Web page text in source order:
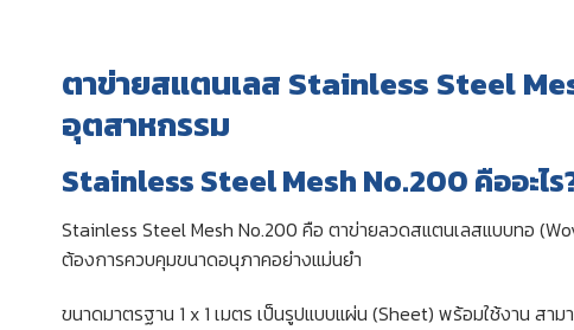
ตาข่ายสแตนเลส Stainless Steel
อุตสาหกรรม
Stainless Steel Mesh No.200 คืออะไร
Stainless Steel Mesh No.200 คือ ตาข่ายลวดสแตนเลสแบบทอ
ต้องการควบคุมขนาดอนุภาคอย่างแม่นยำ
ขนาดมาตรฐาน 1 x 1 เมตร เป็นรูปแบบแผ่น (Sheet) พร้อมใช้งาน สา